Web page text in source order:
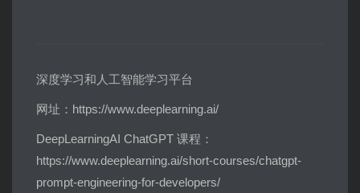
深度学习和人工智能学习平台
网址：https://www.deeplearning.ai/
DeepLearningAI ChatGPT 课程：
https://www.deeplearning.ai/short-courses/chatgpt-
prompt-engineering-for-developers/